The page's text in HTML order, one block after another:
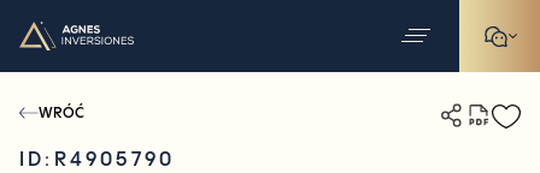
WRÓĆ
ID: R4905790